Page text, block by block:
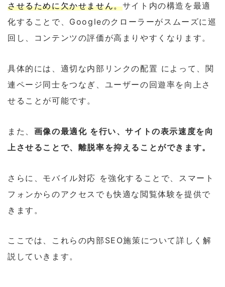
させるために欠かせません。サイト内の構造を最適
化することで、Googleのクローラーがスムーズに巡
回し、コンテンツの評価が高まりやすくなります。
具体的には、適切な内部リンクの配置 によって、関
連ページ同士をつなぎ、ユーザーの回遊率を向上さ
せることが可能です。
また、 画像の最適化 を行い、サイトの表示速度を向
上させることで、離脱率を抑えることができます。
さらに、モバイル対応 を強化することで、スマート
フォンからのアクセスでも快適な閲覧体験を提供で
きます。
ここでは、これらの内部SEO施策について詳しく解
説していきます。